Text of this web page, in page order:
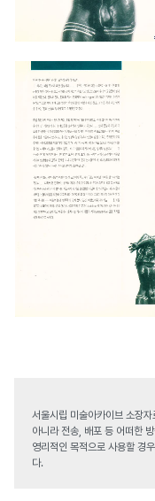
서울시립 미술아카이브 소장
아니라 전송, 배포 등 어떠한
영리적인 목적으로 사용할 경
다.